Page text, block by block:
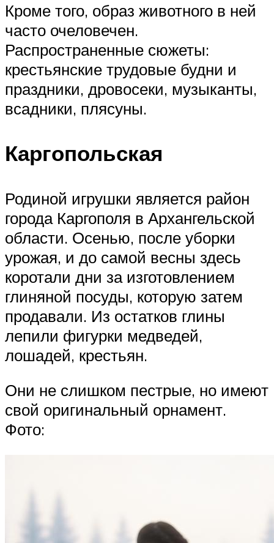
Кроме того, образ животного в ней
часто очеловечен.
Распространенные сюжеты:
крестьянские трудовые будни и
праздники, дровосеки, музыканты,
всадники, плясуны.
Каргопольская
Родиной игрушки является район
города Каргополя в Архангельской
области. Осенью, после уборки
урожая, и до самой весны здесь
коротали дни за изготовлением
глиняной посуды, которую затем
продавали. Из остатков глины
лепили фигурки медведей,
лошадей, крестьян.
Они не слишком пестрые, но имеют
свой оригинальный орнамент.
Фото: